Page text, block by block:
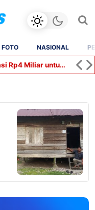
FOTO NASIONAL
DPRK Minta PUPR Percepat Realisasi Rp4 Miliar untuk Jalan Syekh Hamzah Fansuri–Runding